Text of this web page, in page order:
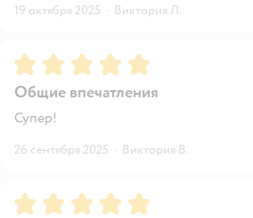
19 октября 2025 · Виктория Л.
Рейтинг:5
Общие впечатления
Супер!
26 сентября 2025 · Виктория В.
Рейтинг:5